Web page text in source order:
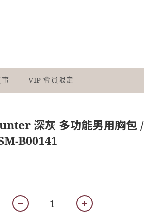
VIP 會員限定
深灰 多功能男用胸包 /
B00141